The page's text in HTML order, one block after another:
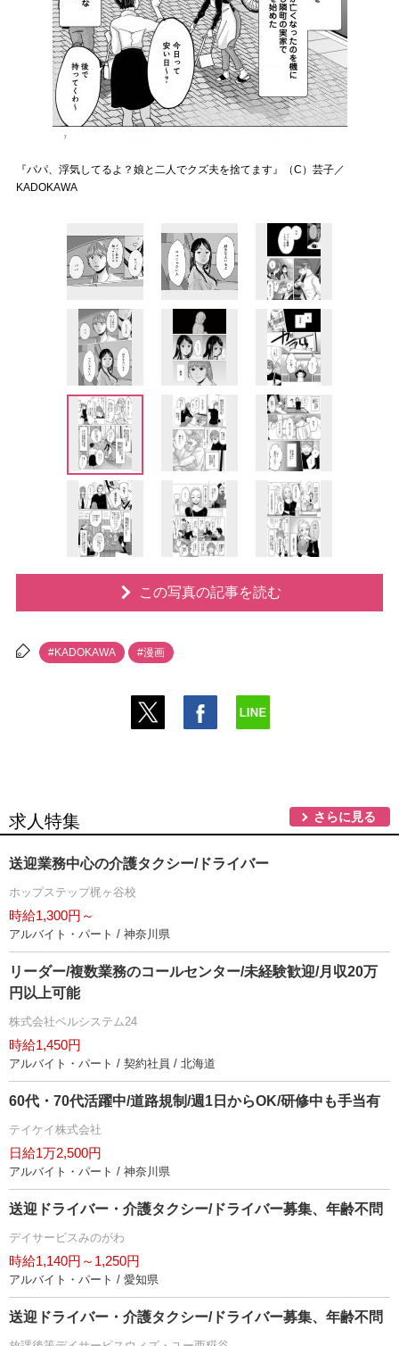
『パパ、浮気してるよ？娘と二人でクズ夫を捨てます』（C）芸子／
KADOKAWA
この写真の記事を読む
#KADOKAWA #漫画
求人特集 さらに見る
送迎業務中心の介護タクシー/ドライバー
ホップステップ梶ヶ谷校
時給1,300円～
アルバイト・パート / 神奈川県
リーダー/複数業務のコールセンター/未経験歓迎/月収20万
円以上可能
株式会社ベルシステム24
時給1,450円
アルバイト・パート / 契約社員 / 北海道
60代・70代活躍中/道路規制/週1日からOK/研修中も手当有
テイケイ株式会社
日給1万2,500円
アルバイト・パート / 神奈川県
送迎ドライバー・介護タクシー/ドライバー募集、年齢不問
デイサービスみのがわ
時給1,140円～1,250円
アルバイト・パート / 愛知県
送迎ドライバー・介護タクシー/ドライバー募集、年齢不問